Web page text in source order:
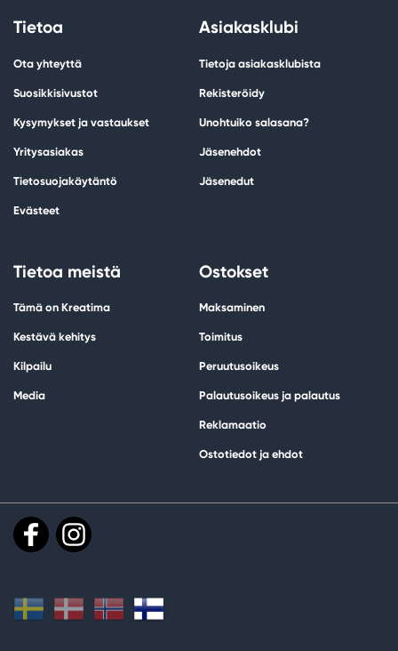
Tietoa
Ota yhteyttä
Suosikkisivustot
Kysymykset ja vastaukset
Yritysasiakas
Tietosuojakäytäntö
Evästeet
Asiakasklubi
Tietoja asiakasklubista
Rekisteröidy
Unohtuiko salasana?
Jäsenehdot
Jäsenedut
Tietoa meistä
Tämä on Kreatima
Kestävä kehitys
Kilpailu
Media
Ostokset
Maksaminen
Toimitus
Peruutusoikeus
Palautusoikeus ja palautus
Reklamaatio
Ostotiedot ja ehdot